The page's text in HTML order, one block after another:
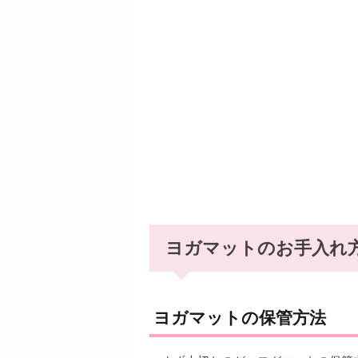
ヨガマットのお手入れ
ヨガマットの保管方法